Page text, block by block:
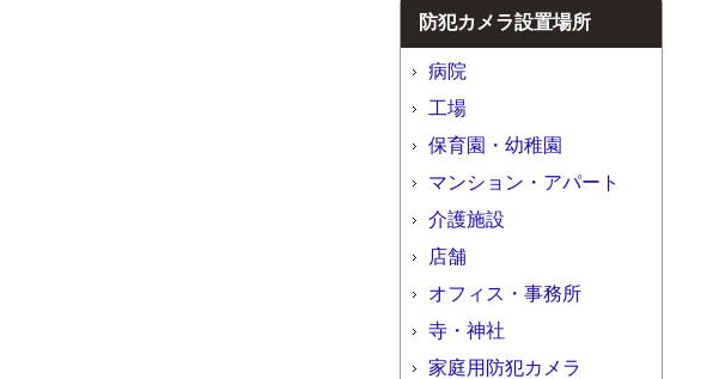
防犯カメラ設置場所
病院
工場
保育園・幼稚園
マンション・アパート
介護施設
店舗
オフィス・事務所
寺・神社
家庭用防犯カメラ